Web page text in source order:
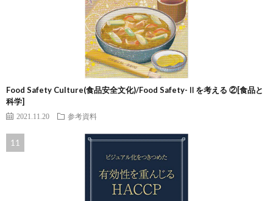
Food Safety Culture(食品安全文化)/Food Safety-Ⅱを考える ②[食品と
科学]
2021.11.20 参考資料